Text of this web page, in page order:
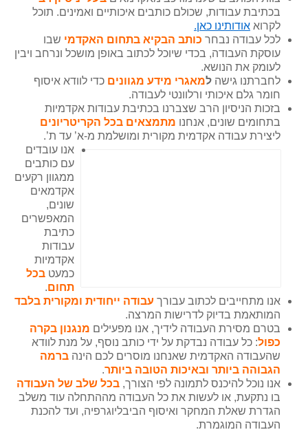
בכתיבת עבודות, שכולם כותבים איכותיים ואמינים. תוכל
לקרוא אודותינו כאן.
לכל עבודה נבחר כותב הבקיא בתחום האקדמי שבו
עוסקת העבודה, בכדי שיוכל לכתוב באופן מושכל ונרחב ויבין
לעומק את הנושא.
לחברתנו גישה למאגרי מידע מגוונים כדי לוודא איסוף
חומר גלם איכותי ורלוונטי לעבודה.
בזכות הניסיון הרב שצברנו בכתיבת עבודות אקדמיות
בתחומים שונים, אנחנו מתמצאים בכל הקריטריונים
ליצירת עבודה אקדמית מקורית ומושלמת מ-א’ עד ת’.
אנו עובדים
עם כותבים
ממגוון רקעים
אקדמאים
שונים,
המאפשרים
כתיבת
עבודות
אקדמיות
כמעט בכל
תחום.
אנו מתחייבים לכתוב עבורך עבודה ייחודית ומקורית בלבד
המותאמת בדיוק לדרישות המרצה.
בטרם מסירת העבודה לידיך, אנו מפעילים מנגנון בקרה
כפול: כל עבודה נבדקת על ידי כותב נוסף, על מנת לוודא
שהעבודה האקדמית שאנחנו מוסרים לכם הינה ברמה
הגבוהה ביותר ובאיכות הטובה ביותר.
אנו נוכל להיכנס לתמונה לפי הצורך, בכל שלב של העבודה
בו נתקעת, או לעשות את כל העבודה מההתחלה עוד משלב
הגדרת שאלת המחקר ואיסוף הביבליוגרפיה, ועד להכנת
העבודה המוגמרת.